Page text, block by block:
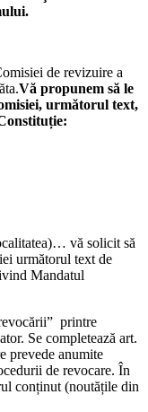
de revizuire a
Vă propunem să le
următorul text,
vă solicit să
următorul text de
Mandatul
printre
Se completează art.
prevede anumite
de revocare. În
conținut (noutățile din